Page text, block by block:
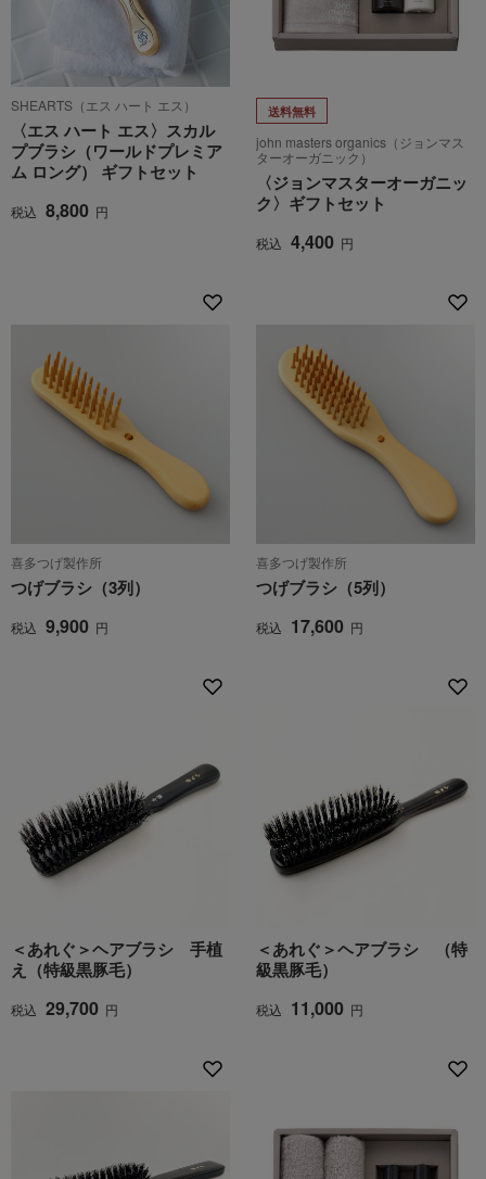
SHEARTS（エス ハート エス）
〈エス ハート エス〉スカル
プブラシ（ワールドプレミア
ム ロング） ギフトセット
税込 8,800 円
送料無料
john masters organics（ジョンマス
ターオーガニック）
〈ジョンマスターオーガニッ
ク〉ギフトセット
税込 4,400 円
喜多つげ製作所
つげブラシ（3列）
税込 9,900 円
喜多つげ製作所
つげブラシ（5列）
税込 17,600 円
＜あれぐ＞ヘアブラシ 手植
え（特級黒豚毛）
税込 29,700 円
＜あれぐ＞ヘアブラシ （特
級黒豚毛）
税込 11,000 円